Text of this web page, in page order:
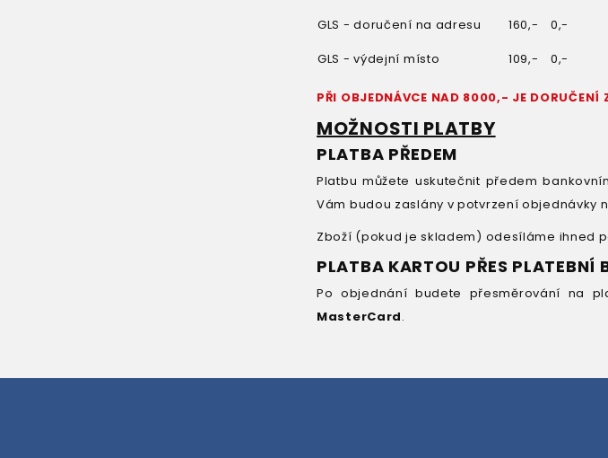
GLS - doručení na adresu
160,-
0,-
GLS - výdejní místo
109,- 0,-
PŘI OBJEDNÁVCE NAD 8000,- JE DORUČENÍ
MOŽNOSTI PLATBY
PLATBA PŘEDEM
Platbu můžete uskutečnit předem
Vám budou zaslány v potvrzení objednávky
Zboží (pokud je skladem) odesíláme ihned
PLATBA KARTOU PŘES PLATEBNÍ
Po objednání budete přesměrování na
MasterCard.